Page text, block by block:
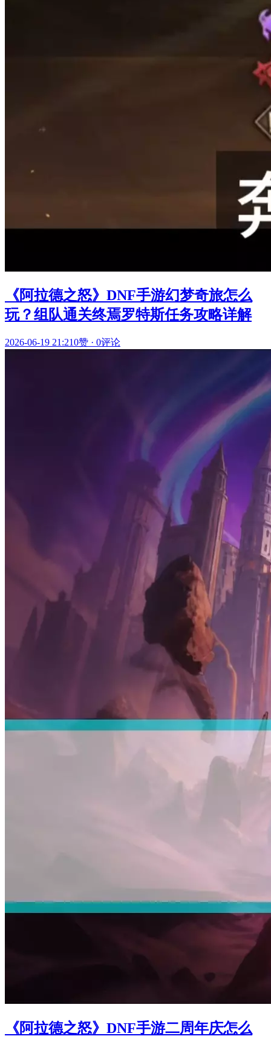
《阿拉德之怒》DNF手游幻梦奇旅怎么
玩？组队通关终焉罗特斯任务攻略详解
2026-06-19 21:210赞 · 0评论
《阿拉德之怒》DNF手游二周年庆怎么